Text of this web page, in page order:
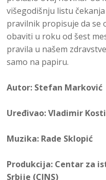
višegodišnju listu
pravilnik propisuje da se
obaviti u roku od šest
pravila u našem
samo na papiru.
Autor: Stefan Marković
Uređivao: Vladimir
Muzika: Rade Sklopić
Produkcija: Centar za
Srbije (CINS)